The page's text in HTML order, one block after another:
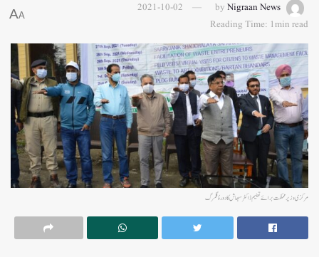
by Nigraan News
2021-10-02
Reading Time: 1min read
A
A
مرکزی وزیر مملکت برائے تعلیم ڈاکٹر سبھاش کادورۂ گلمرگ